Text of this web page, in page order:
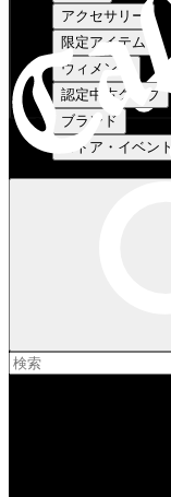
アクセサリー
限定アイテム
ウィメンズ
認定中古クラブ
ブランド
ストア・イベント